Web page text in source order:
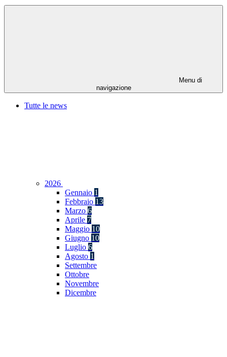
Menu di
navigazione
Tutte le news
2026
Gennaio 1
Febbraio 13
Marzo 6
Aprile 7
Maggio 10
Giugno 10
Luglio 6
Agosto 1
Settembre
Ottobre
Novembre
Dicembre